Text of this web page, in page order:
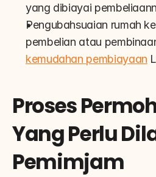
yang dibiayai
Pengubahsuaian rumah
kemudahan pembiayaan
Proses
Yang Perlu
Pemimjam